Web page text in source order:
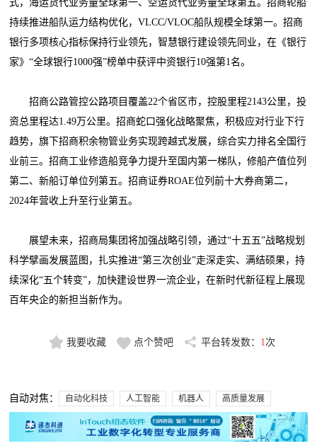
式，海运货代业务量全球第一、空运货代业务量全球第五。招商轮船
持续推进船队运力结构优化，VLCC/VLOC船队规模全球第一。招商
银行多项核心指标保持行业领先，智慧银行建设领先同业，在《银行
家》“全球银行1000强”榜单中获评中资银行10强第1名。
招商公路管控公路项目覆盖22个省区市，控股里程2143公里，投
资总里程达1.49万公里。招商蛇口强化战略聚焦，积极应对行业下行
趋势，旗下招商积余物管业务实现跨越式发展，综合实力排名全国行
业前三。招商工业修造船竞争力提升至国内第一梯队，修船产值位列
第二、新船订单位列第五。招商证券ROAE位列前十大券商第二，
2024年营收上升至行业第五。
展望未来，招商局集团将加强战略引领，通过“十五五”战略规划
科学擘画发展蓝图，扎实推进“第三次创业”走深走实、满结硕果，持
续深化“五个转变”，加快建设世界一流企业，在新时代新征程上展现
百年央企的新担当新作为。
我要收藏 点个赞吧 平台转发数： 1 次
自动对焦： 自动化科技 人工智能 机器人 高质量发展